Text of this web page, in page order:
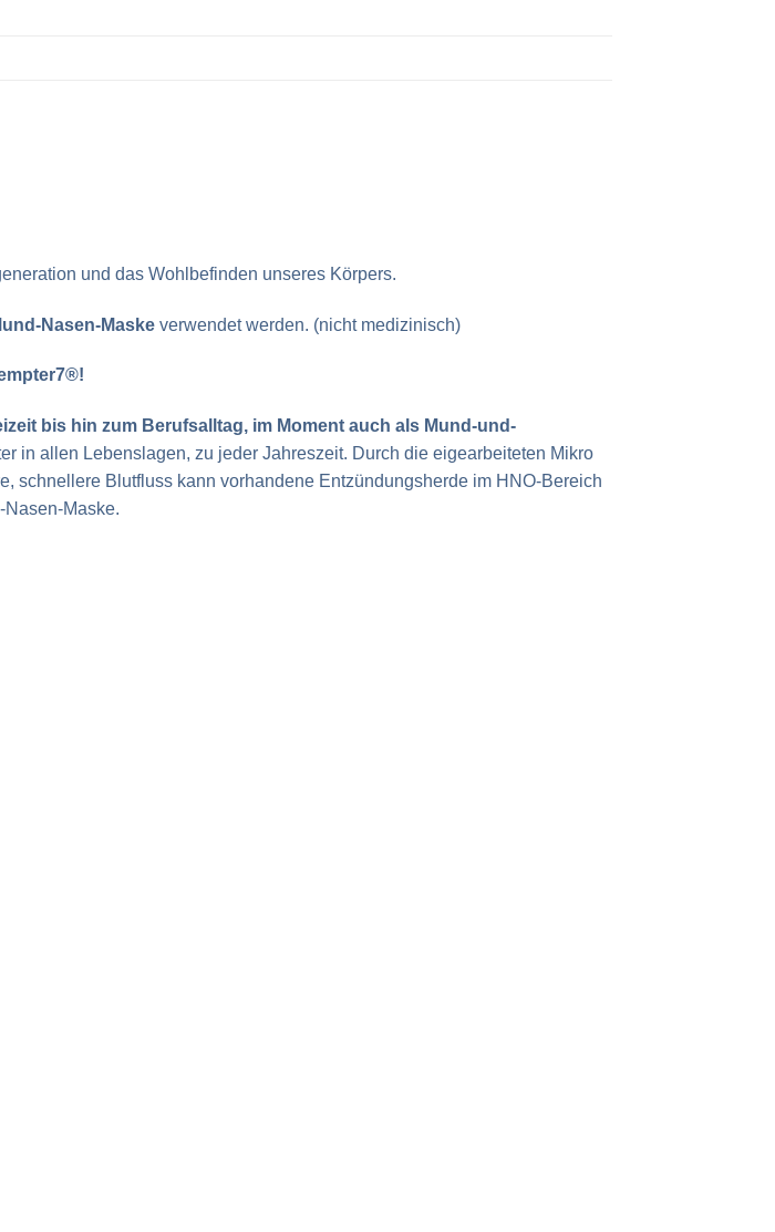
und das Wohlbefinden unseres Körpers.
Nasen-Maske verwendet werden. (nicht medizinisch)
!
bis hin zum Berufsalltag, im Moment auch als Mund-und-
in allen Lebenslagen, zu jeder Jahreszeit. Durch die eigearbeiteten Mikro
schnellere Blutfluss kann vorhandene Entzündungsherde im HNO-Bereich
Maske.